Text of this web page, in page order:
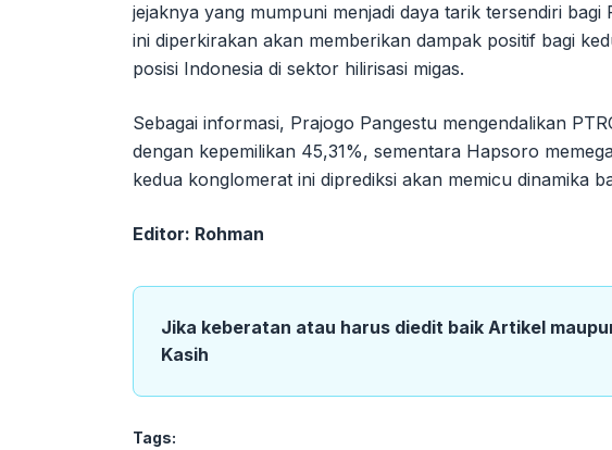
jejaknya yang mumpuni menjadi daya tarik tersendiri bagi
ini diperkirakan akan memberikan dampak positif bagi
posisi Indonesia di sektor hilirisasi migas.
Sebagai informasi, Prajogo Pangestu mengendalikan
dengan kepemilikan 45,31%, sementara Hapsoro
kedua konglomerat ini diprediksi akan memicu dinamika
Editor: Rohman
Jika keberatan atau harus diedit baik Artikel
Kasih
Tags: